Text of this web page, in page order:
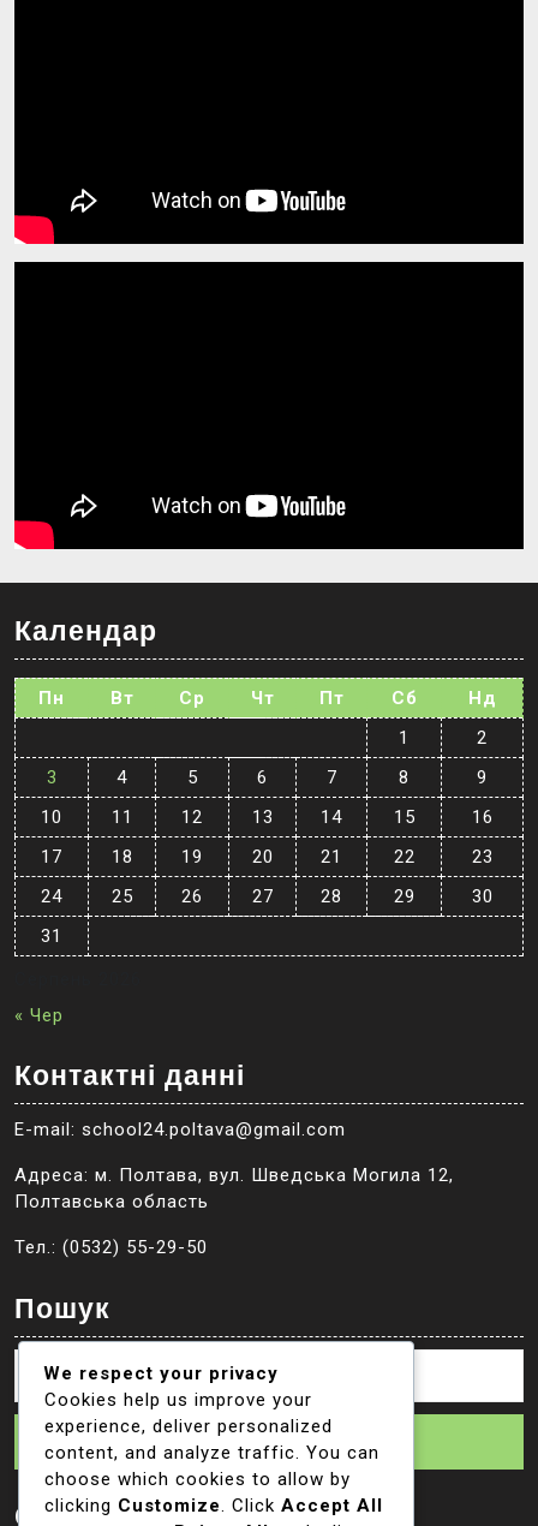
Календар
Пн Вт Ср Чт Пт Сб
Нд
1
2
3
4 5 6 7 8
9
10
11 12 13 14 15
16
17
18 19 20 21 22
23
24
25 26 27 28 29
30
31
« Чер
Контактні данні
E-mail: school24.poltava@gmail.com
Адреса: м. Полтава, вул. Шведська Могила 12,
Полтавська область
Тел.: (0532) 55-29-50
Пошук
Пошук
Соцмережі
We respect your privacy
Cookies help us improve your
experience, deliver personalized
content, and analyze traffic. You can
choose which cookies to allow by
clicking Customize. Click Accept All